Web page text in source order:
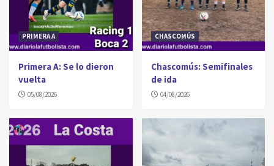
PRIMERA A
Primera A: Se lo dieron
vuelta
05/08/2026
CHASCOMÚS
Chascomús: Semifinales
de ida
04/08/2026